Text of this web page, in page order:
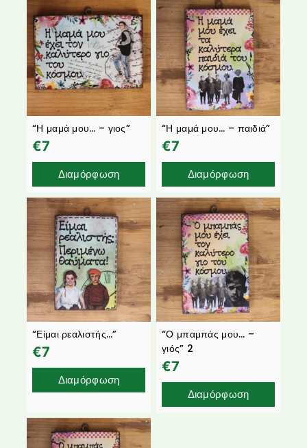
“Η μαμά μου… – γιος”
€7
Διαμόρφωση
“Η μαμά μου… – παιδιά”
€7
Διαμόρφωση
“Είμαι ρεαλιστής…”
€7
Διαμόρφωση
“Ο μπαμπάς μου… –
γιός” 2
€7
Διαμόρφωση